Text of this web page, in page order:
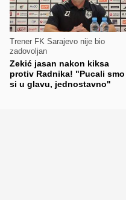
Trener FK Sarajevo nije bio
zadovoljan
Zekić jasan nakon kiksa
protiv Radnika! "Pucali smo
si u glavu, jednostavno"